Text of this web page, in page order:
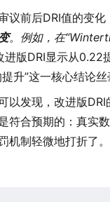
议前后DRI值的变
。例如，在
进版DRI显示从
升”这一核心结论
以发现，改进版DRI
符合预期的：真实
机制轻微地打折了